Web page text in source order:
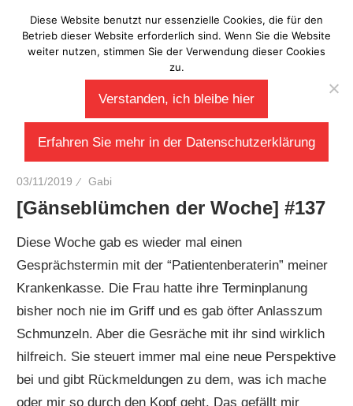
Inhalt
springen
Laberladen
03/11/2019 Gabi
[Gänseblümchen der Woche] #137
Diese Woche gab es wieder mal einen
Gesprächstermin mit der “Patientenberaterin” meiner
Krankenkasse. Die Frau hatte ihre Terminplanung
bisher noch nie im Griff und es gab öfter Anlasszum
Schmunzeln. Aber die Gesräche mit ihr sind wirklich
hilfreich. Sie steuert immer mal eine neue Perspektive
bei und gibt Rückmeldungen zu dem, was ich mache
oder mir so durch den Kopf geht. Das gefällt mir
Diese Website benutzt nur essenzielle Cookies, die für den
Betrieb dieser Website erforderlich sind. Wenn Sie die Website
weiter nutzen, stimmen Sie der Verwendung dieser Cookies
zu.
Verstanden, ich bleibe hier
Erfahren Sie mehr in der Datenschutzerklärung